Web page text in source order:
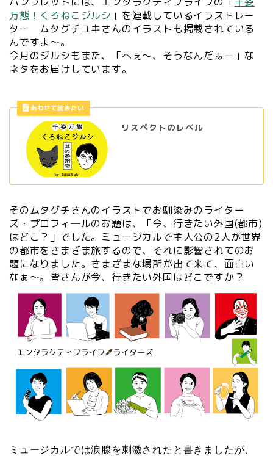
万態！くろねこジルシ 」を連載しているイラストレー
ター ムタグチユキさんのイラストも掲載されている
んですよ～。
今月のジルシもまた、「へぇ～、そうなんだぁー」な
ネタをお届けしています。
リスペクトのレベル
そのムタグチさんのイラストでお馴染みのライター
ズ・プロフィ―ルのお題は、「今、行きたい外国(都市)
はどこ？」でした。ミュージカルで主人公の2人が世界
の都市をさまざま旅するので、それに影響されてのお
題になりました。さまざまな場所が出て来て、面白い
なぁ～。皆さんが今、行きたい外国はどこですか？
ミュージカルでは涙腺を刺激されたと書きましたが、